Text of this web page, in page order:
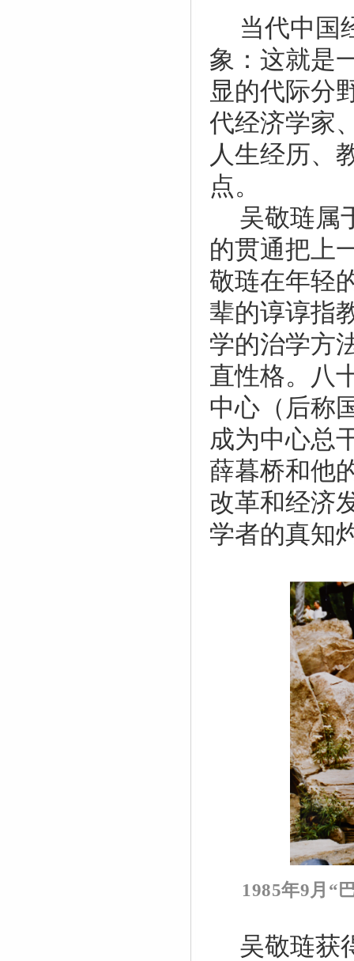
当代中国
象：这就是
显的代际分
代经济学家
人生经历、
点。
吴敬琏属
的贯通把上
敬琏在年轻
辈的谆谆指
学的治学方
直性格。八
中心（后称
成为中心总
薛暮桥和他
改革和经济
学者的真知
1985年9 月“
吴敬琏获